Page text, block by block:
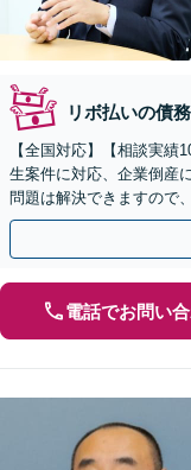
リボ払いの債
【全国対応】【相談実績
生案件に対応、企業倒産
問題は解決できますので
ょう【初回相談無料】【
電話でお問い